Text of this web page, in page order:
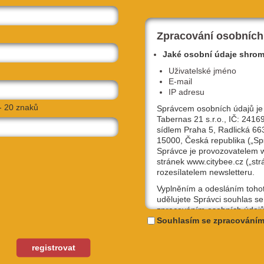
získala nového majitele a spolu se jménem
dalšího: zdi dvou malých místnůstek teď
malby, vedle skvělého točeného piva
džusy Dietz (snad nejlepší co známe,
nechybí nabídka kvalitních rumů, na jejichž
Komunitu kolem sebe si ale tenhle bar
akcím jako je třeba pravidelné víkendové
a
míchaných koktejlů (se kterými se
je
20 znaků
registrovat
Zpracování
Jaké osobní údaje
Uživatelské jméno
E-mail
IP adresu
Správcem osobních údajů
Tabernas 21 s.r.o., IČ:
sídlem Praha 5, Radlická
15000, Česká republika
Správce je provozovatelem
stránek www.citybee.cz
rozesílatelem newsletteru.
Vyplněním a odesláním
udělujete Správci souhlas se
zpracováním osobních
uživatelské jméno, email, IP
Souhlasím se